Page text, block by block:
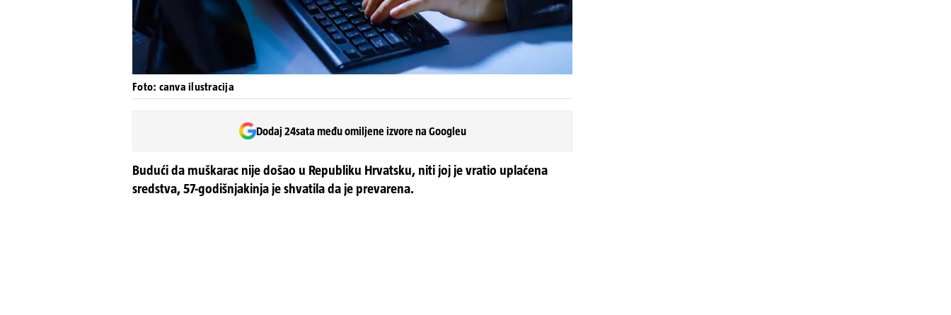
Foto: canva ilustracija
Dodaj 24sata među omiljene izvore na Googleu
Budući da muškarac nije došao u Republiku Hrvatsku, niti joj je vratio uplaćena
sredstva, 57-godišnjakinja je shvatila da je prevarena.